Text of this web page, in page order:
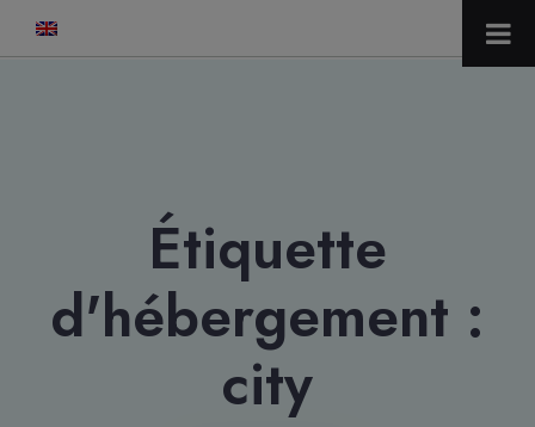
Étiquette
d'hébergement :
city